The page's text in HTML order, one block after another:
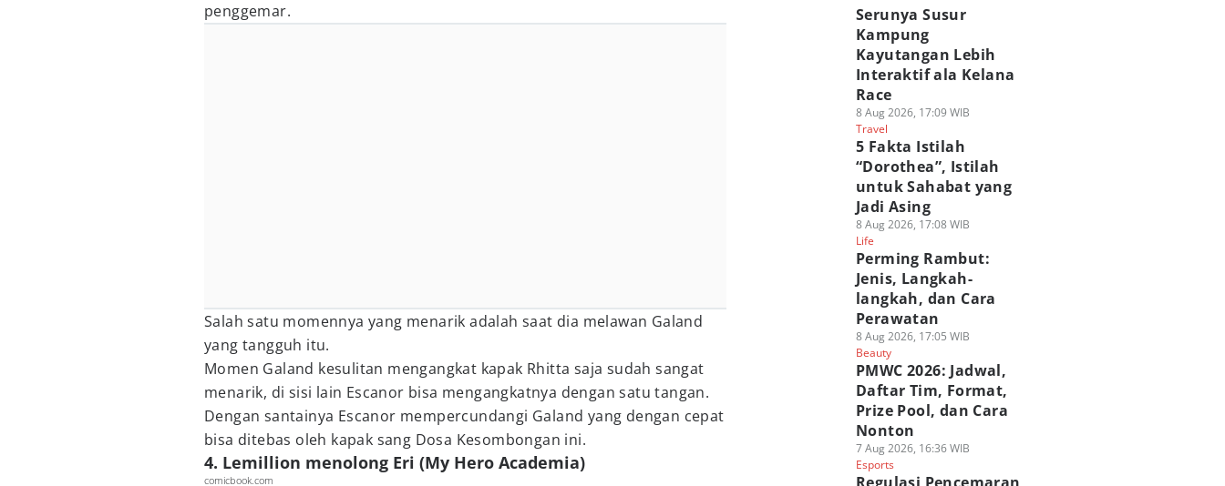
penggemar.
Salah satu momennya yang menarik adalah saat dia melawan Galand
yang tangguh itu.
Momen Galand kesulitan mengangkat kapak Rhitta saja sudah sangat
menarik, di sisi lain Escanor bisa mengangkatnya dengan satu tangan.
Dengan santainya Escanor mempercundangi Galand yang dengan cepat
bisa ditebas oleh kapak sang Dosa Kesombongan ini.
4. Lemillion menolong Eri (My Hero Academia)
comicbook.com
Serunya Susur
Kampung
Kayutangan Lebih
Interaktif ala Kelana
Race
8 Aug 2026, 17:09 WIB
Travel
5 Fakta Istilah
“Dorothea”, Istilah
untuk Sahabat yang
Jadi Asing
8 Aug 2026, 17:08 WIB
Life
Perming Rambut:
Jenis, Langkah-
langkah, dan Cara
Perawatan
8 Aug 2026, 17:05 WIB
Beauty
PMWC 2026: Jadwal,
Daftar Tim, Format,
Prize Pool, dan Cara
Nonton
7 Aug 2026, 16:36 WIB
Esports